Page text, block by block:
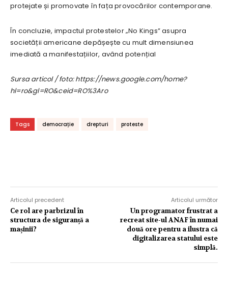
protejate și promovate în fața provocărilor contemporane.
În concluzie, impactul protestelor „No Kings” asupra
societății americane depășește cu mult dimensiunea
imediată a manifestațiilor, având potențial
Sursa articol / foto: https://news.google.com/home?
hl=ro&gl=RO&ceid=RO%3Aro
Tags democrație drepturi proteste
Articolul precedent
Ce rol are parbrizul în
structura de siguranță a
mașinii?
Articolul următor
Un programator frustrat a
recreat site-ul ANAF în numai
două ore pentru a ilustra că
digitalizarea statului este
simplă.